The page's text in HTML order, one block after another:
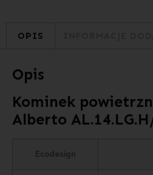
OPIS
Opis
Kominek
Alberto
Ecodesign